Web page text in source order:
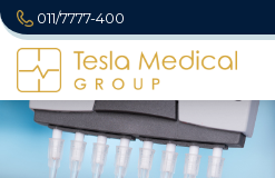
011/7777-400